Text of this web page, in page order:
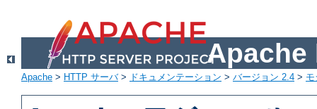
Apache
Apache > HTTP サーバ> ドキュメンテーション > バージョン 2.4 >